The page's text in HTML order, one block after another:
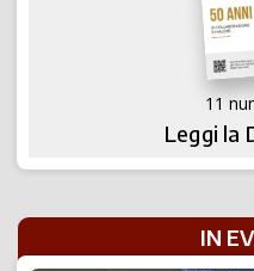
11
Leggi la
IN